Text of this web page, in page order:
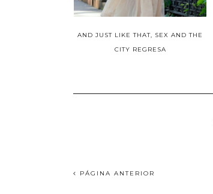
AND JUST LIKE THAT, SEX AND THE
CITY REGRESA
PÁGINA ANTERIOR